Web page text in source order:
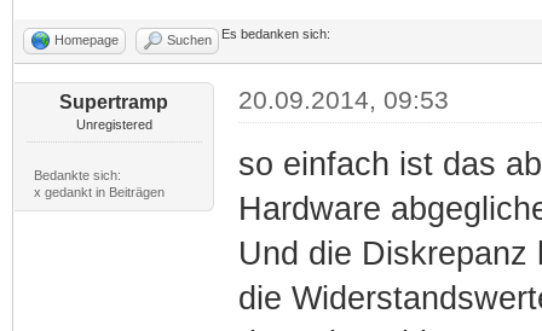
Homepage Suchen Es bedanken sich:
Supertramp
Unregistered
Bedankte sich:
x gedankt in Beiträgen
20.09.2014, 09:53
so einfach ist das
Hardware
Und die
die